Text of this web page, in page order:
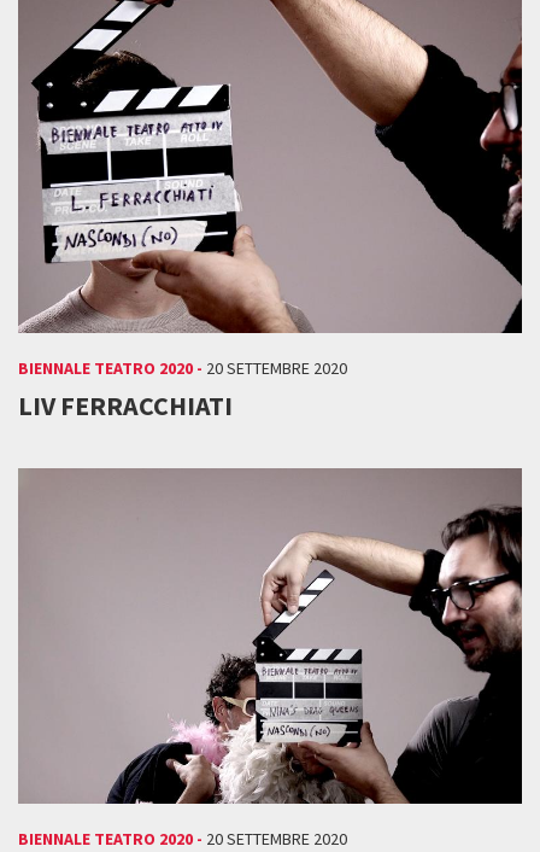
BIENNALE TEATRO 2020 - 20 SETTEMBRE 2020
LIV FERRACCHIATI
BIENNALE TEATRO 2020 - 20 SETTEMBRE 2020